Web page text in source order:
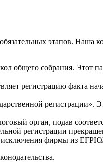
этапов. Наша
общего собрания. Этот
регистрацию факта
орган, подав
регистрации
исключения фирмы из